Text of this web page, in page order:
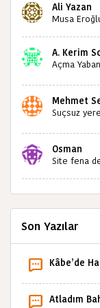
sizlerin
teşekkürler
Ali Yazan
Musa
A. Kerim
Açma
Bulabilir
Mehmet
Suçsuz
Osman
Site fena
Son Yazılar
Kâbe’de
Atladım